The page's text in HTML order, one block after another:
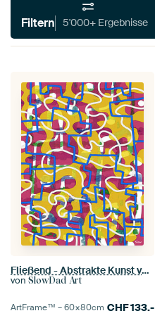
Filtern 5'000+ Ergebnisse
Fließend - Abstrakte Kunst von SlowDad
von SlowDad Art
ArtFrame™ –60×80cm CHF133.-